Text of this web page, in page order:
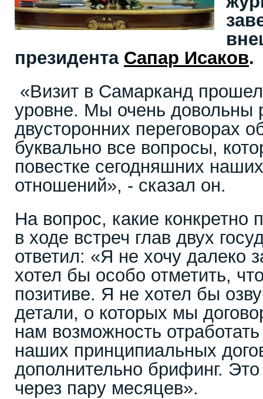
президента Сапар Исаков.
«Визит в Самарканд
уровне. Мы очень довольны
двусторонних переговорах
буквально все вопросы,
повестке сегодняшних
отношений», - сказал он.
На вопрос, какие конкретно
в ходе встреч глав двух
ответил: «Я не хочу далеко
хотел бы особо отметить,
позитиве. Я не хотел бы
детали, о которых мы
нам возможность
наших принципиальных
дополнительно брифинг.
через пару месяцев».